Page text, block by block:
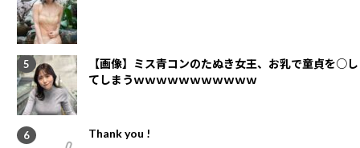
【画像】ミス青コンのたぬき女王、お乳で童貞を○し
てしまうｗｗｗｗｗｗｗｗｗｗｗ
Thank you !